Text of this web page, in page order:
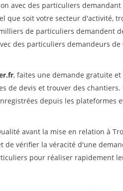
avec des particuliers demandant
que soit votre secteur d'activité,
de particuliers demandent
des particuliers demandeurs de
, faites une demande gratuite et
de devis et trouver des chantiers.
depuis les plateformes
avant la mise en relation à
de vérifier la véracité d'une
pour réaliser rapidement